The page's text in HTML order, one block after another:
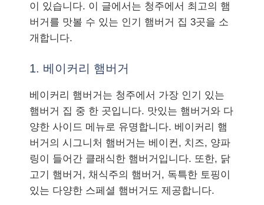
이 있습니다. 이 글에서는 청주에서 최고의 햄
버거를 맛볼 수 있는 인기 햄버거 집 3곳을 소
개합니다.
1. 베이커리 햄버거
베이커리 햄버거는 청주에서 가장 인기 있는
햄버거 집 중 한 곳입니다. 맛있는 햄버거와 다
양한 사이드 메뉴로 유명합니다. 베이커리 햄
버거의 시그니처 햄버거는 베이컨, 치즈, 양파
링이 들어간 클래식한 햄버거입니다. 또한, 닭
고기 햄버거, 채식주의 햄버거, 독특한 토핑이
있는 다양한 스페셜 햄버거도 제공합니다.